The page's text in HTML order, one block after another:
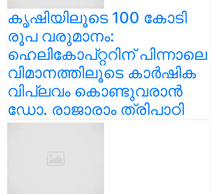
കൃഷിയിലൂടെ 100 കോടി
രൂപ വരുമാനം:
ഹെലികോപ്റ്ററിന് പിന്നാലെ
വിമാനത്തിലൂടെ കാർഷിക
വിപ്ലവം കൊണ്ടുവരാൻ
ഡോ. രാജാരാം ത്രിപാഠി